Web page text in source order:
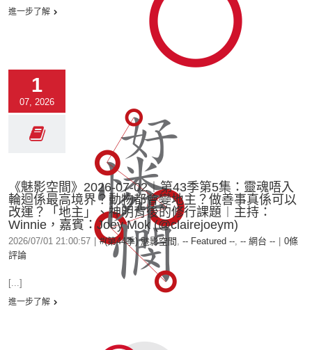
進一步了解
1
07, 2026
《魅影空間》2026-07-02︱第43季第5集：靈魂唔入
輪迴係最高境界？動物都會變地主？做善事真係可以
改運？「地主」、神明背後的修行課題︱主持：
Winnie，嘉賓：Joey Mok (@clairejoeym)
2026/07/01 21:00:57 #(第44季) 魅影空間 , -- Featured --, -- 網台 --
0條
評論
[...]
進一步了解